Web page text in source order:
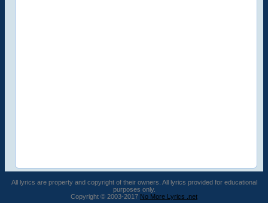
All lyrics are property and copyright of their owners. All lyrics provided for educational
purposes only.
Copyright © 2003-2017 No More Lyrics .net